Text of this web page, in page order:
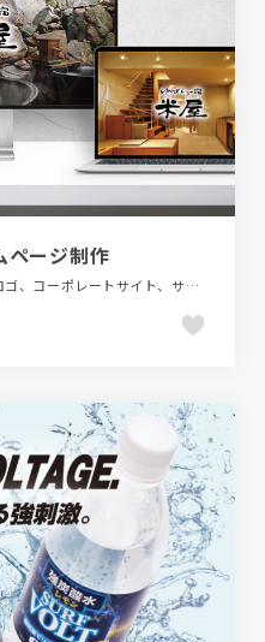
ージ制作
LP・特集ページ、グラフィック・ロゴ、コーポレートサイト、サービス紹介、ブランド・サービスサイト、商業施設・レジャー、旅行・ホテル・観光